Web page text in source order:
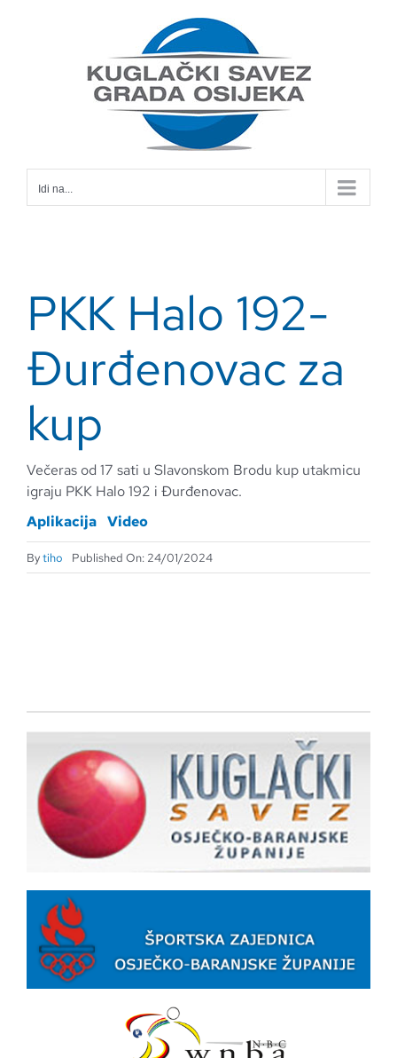
Idi na...
PKK Halo 192-
Đurđenovac za
kup
Večeras od 17 sati u Slavonskom Brodu kup utakmicu
igraju PKK Halo 192 i Đurđenovac.
Aplikacija Video
Bytiho Published On: 24/01/2024